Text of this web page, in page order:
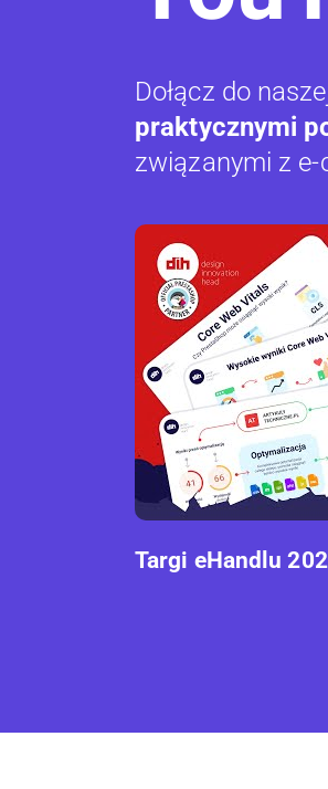
Dołącz do
praktycznymi
związanymi z e-
Targi eHandlu